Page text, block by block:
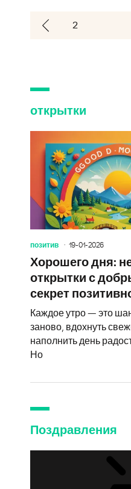
открытки
позитив 19-01-2026
Хорошего дня:
открытки с
секрет
Каждое утро — это
заново, вдохнуть
наполнить день
Но
Поздравления